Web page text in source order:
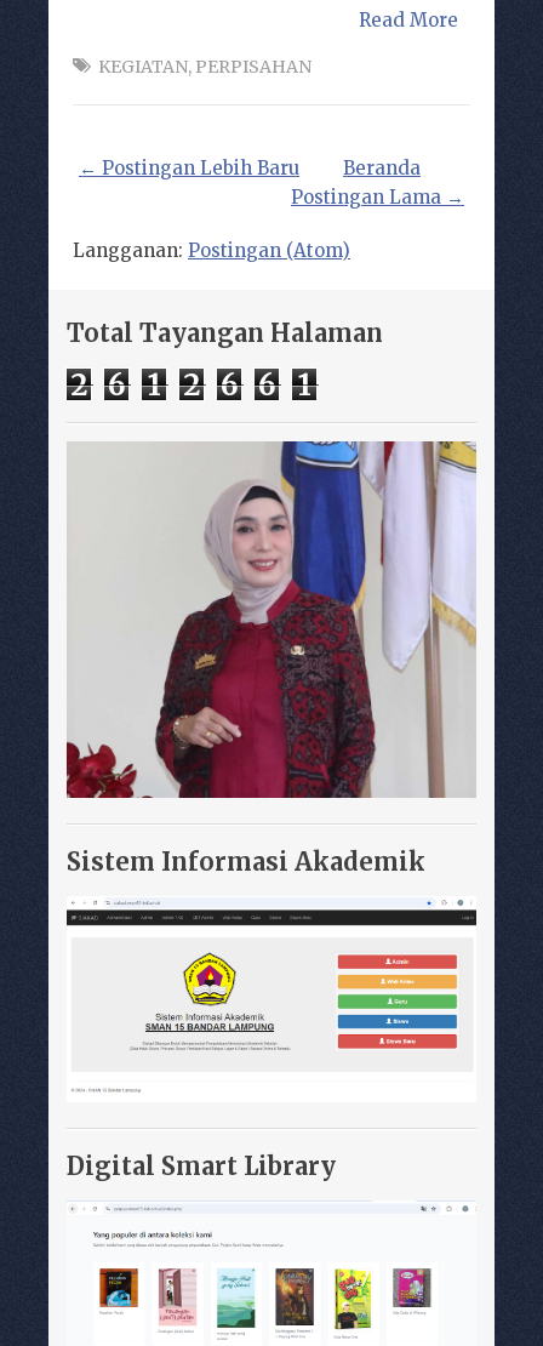
Read More
KEGIATAN, PERPISAHAN
← Postingan Lebih Baru
Postingan Lama →
Beranda
Langganan: Postingan (Atom)
Total Tayangan Halaman
2 6 1 2 6 6 1
Sistem Informasi Akademik
Digital Smart Library